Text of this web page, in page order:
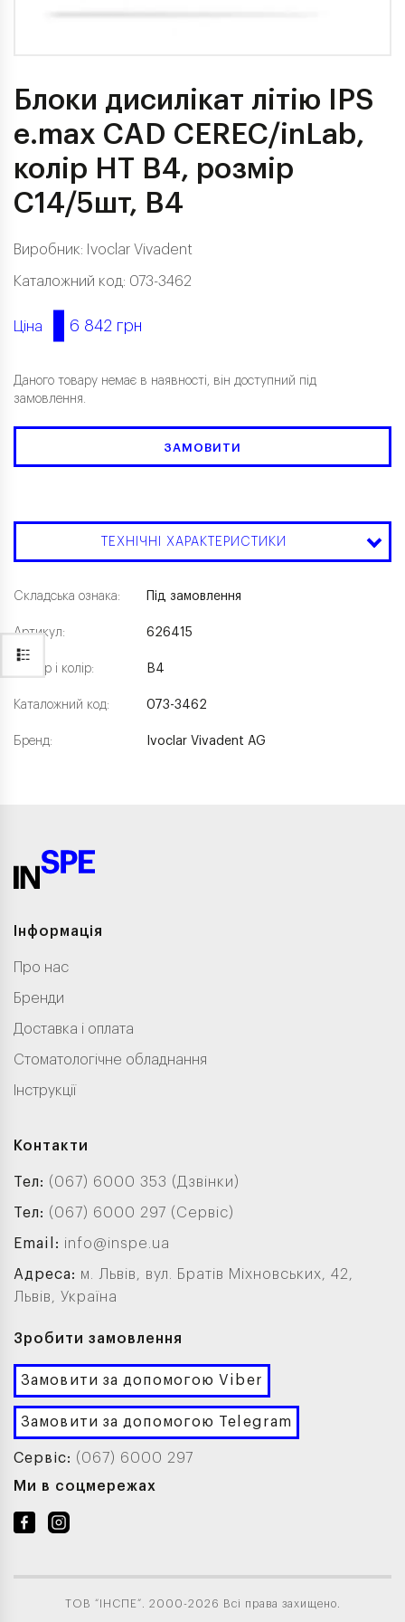
Блоки дисилікат літію IPS
e.max CAD CEREC/inLab,
колір HT B4, розмір
C14/5шт, B4
Виробник: Ivoclar Vivadent
Каталожний код: 073-3462
Ціна 6 842 грн
Даного товару немає в наявності, він доступний під
замовлення.
ЗАМОВИТИ
ТЕХНІЧНІ ХАРАКТЕРИСТИКИ
Складська ознака:
Артикул:
Розмір і колір:
Каталожний код:
Бренд:
Під замовлення
626415
B4
073-3462
Ivoclar Vivadent AG
Інформація
Про нас
Бренди
Доставка і оплата
Стоматологічне обладнання
Інструкції
Контакти
Тел: (067) 6000 353 (Дзвінки)
Тел: (067) 6000 297 (Сервіс)
Email: info@inspe.ua
Адреса: м. Львів, вул. Братів Міхновських, 42,
Львів, Україна
Зробити замовлення
Замовити за допомогою Viber
Замовити за допомогою Telegram
Сервіс: (067) 6000 297
Ми в соцмережах
ТОВ “ІНСПЕ”. 2000-2026 Всі права захищено.